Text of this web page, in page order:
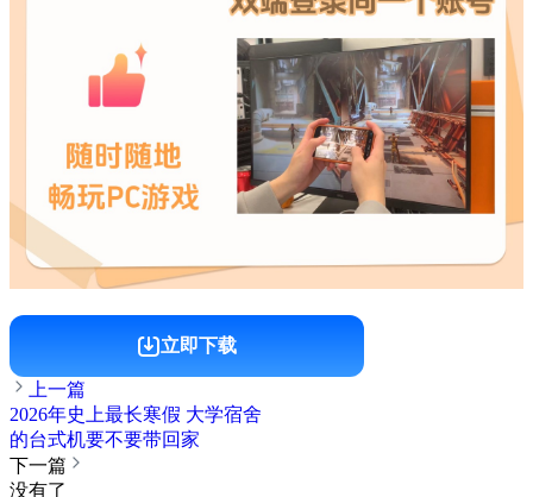
立即下载
上一篇
2026年史上最长寒假 大学宿舍
的台式机要不要带回家
下一篇
没有了